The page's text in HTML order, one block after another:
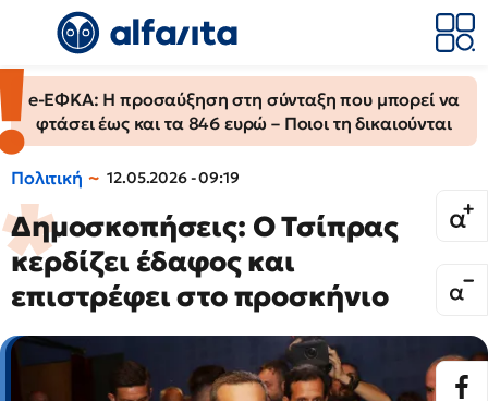
e-ΕΦΚΑ: Η προσαύξηση στη σύνταξη που μπορεί να
φτάσει έως και τα 846 ευρώ – Ποιοι τη δικαιούνται
Πολιτική 12.05.2026 - 09:19
Δημοσκοπήσεις: Ο Τσίπρας
κερδίζει έδαφος και
επιστρέφει στο προσκήνιο